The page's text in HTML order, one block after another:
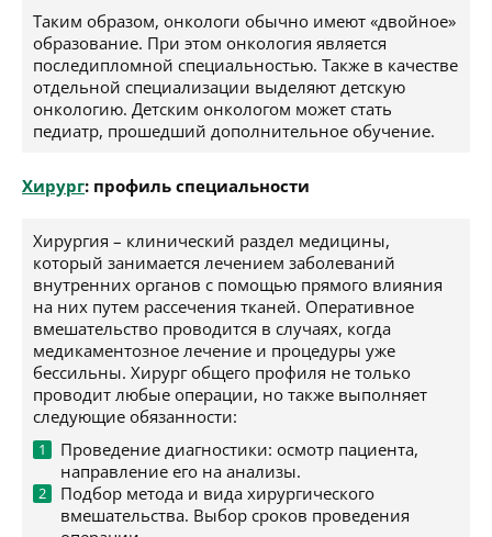
Таким образом, онкологи обычно имеют «двойное»
образование. При этом онкология является
последипломной специальностью. Также в качестве
отдельной специализации выделяют детскую
онкологию. Детским онкологом может стать
педиатр, прошедший дополнительное обучение.
Хирург: профиль специальности
Хирургия – клинический раздел медицины,
который занимается лечением заболеваний
внутренних органов с помощью прямого влияния
на них путем рассечения тканей. Оперативное
вмешательство проводится в случаях, когда
медикаментозное лечение и процедуры уже
бессильны. Хирург общего профиля не только
проводит любые операции, но также выполняет
следующие обязанности:
Проведение диагностики: осмотр пациента,
направление его на анализы.
Подбор метода и вида хирургического
вмешательства. Выбор сроков проведения